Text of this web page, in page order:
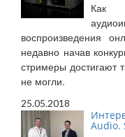
Как
воспроизведения
недавно начав
стримеры достигают
не могли.
25.05.2018
Audio.